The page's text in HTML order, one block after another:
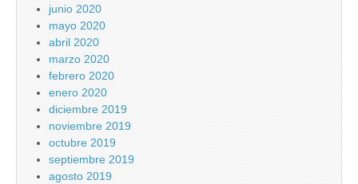
junio 2020
mayo 2020
abril 2020
marzo 2020
febrero 2020
enero 2020
diciembre 2019
noviembre 2019
octubre 2019
septiembre 2019
agosto 2019